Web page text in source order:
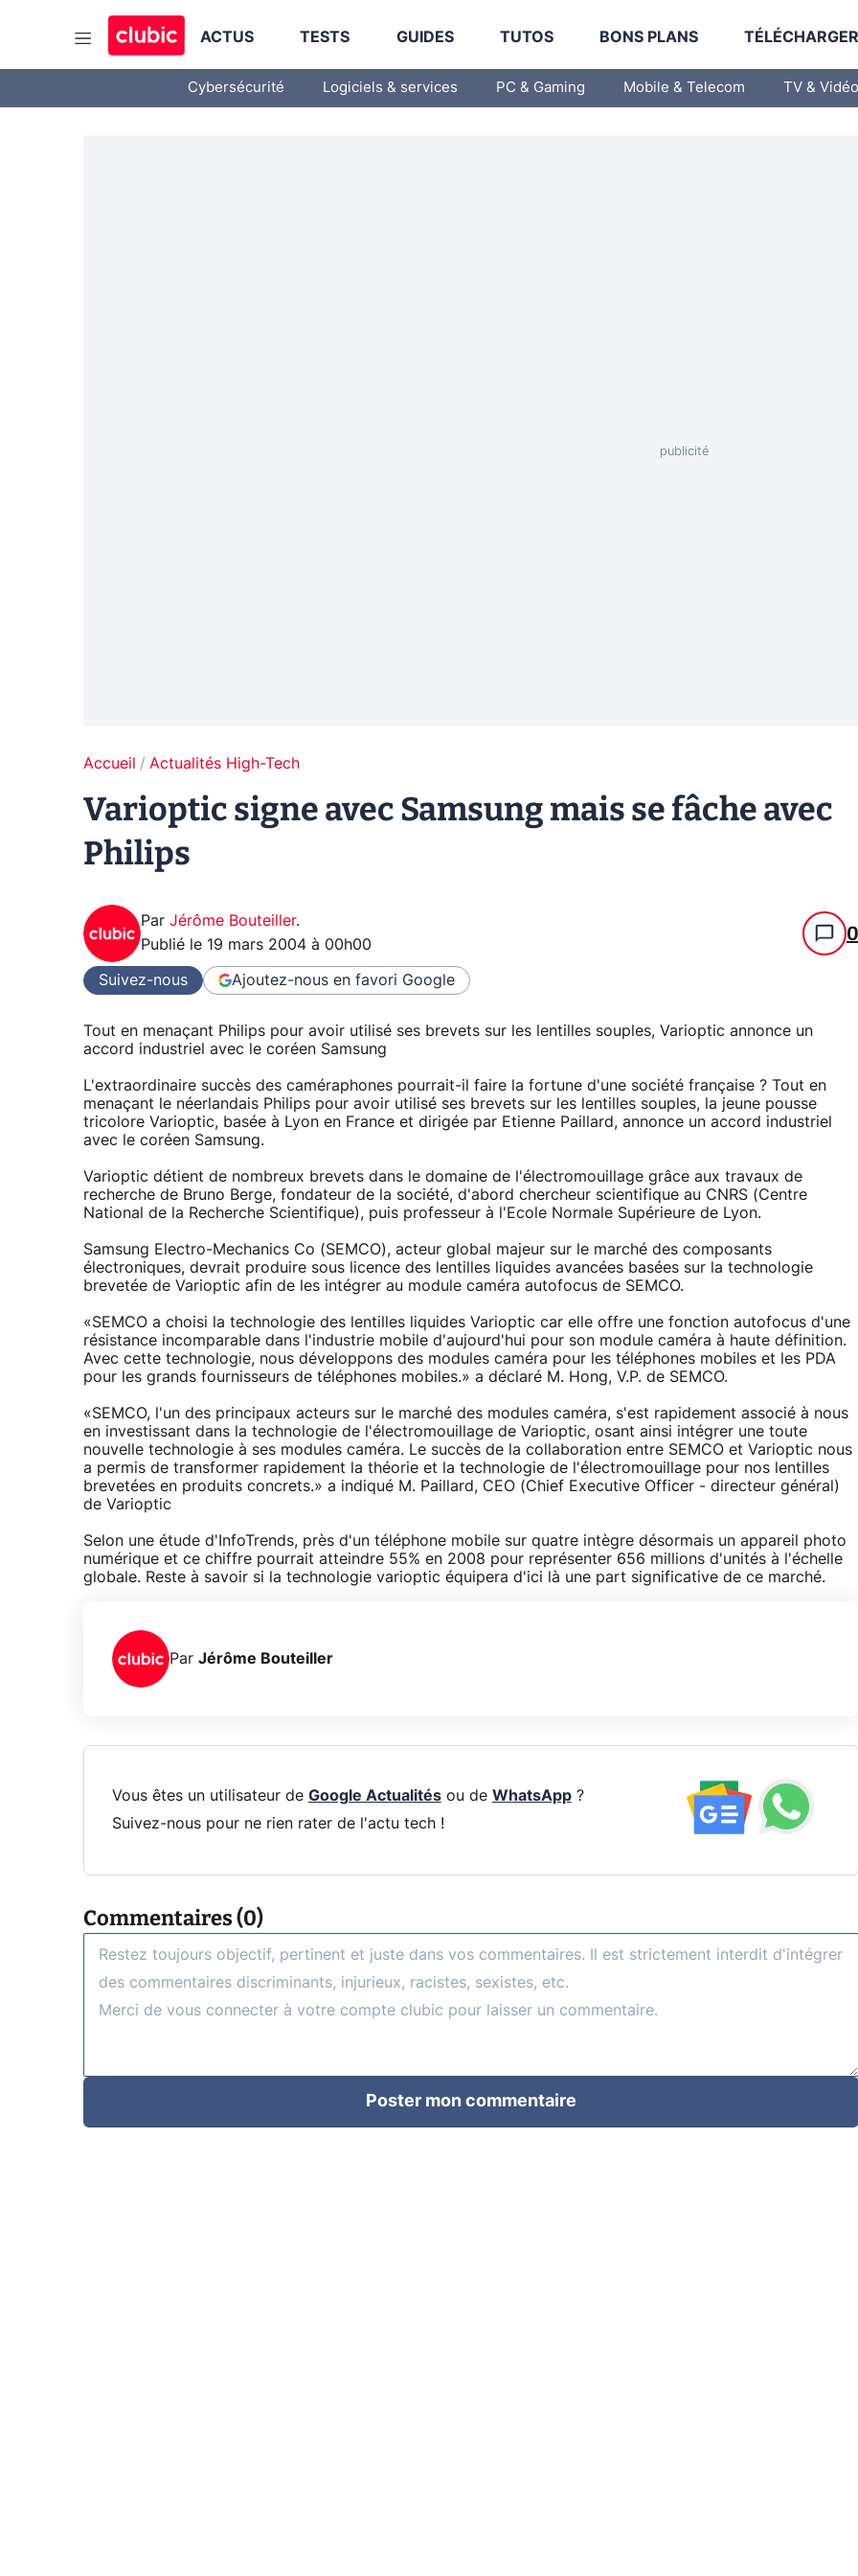
ACTUS TESTS GUIDES TUTOS BONS PLANS
Cybersécurité Logiciels & services PC & Gaming Mobile & Telecom TV & Vidéo
Accueil Actualités High-Tech
Varioptic signe avec Samsung mais se fâche avec
Philips
Par Jérôme Bouteiller.
Publié le 19 mars 2004 à 00h00 0
Suivez-nous Ajoutez-nous en favori Google
Tout en menaçant Philips pour avoir utilisé ses brevets sur les lentilles souples, Varioptic annonce un
accord industriel avec le coréen Samsung
L'extraordinaire succès des caméraphones pourrait-il faire la fortune d'une société française ? Tout en
menaçant le néerlandais Philips pour avoir utilisé ses brevets sur les lentilles souples, la jeune pousse
tricolore Varioptic, basée à Lyon en France et dirigée par Etienne Paillard, annonce un accord industriel
avec le coréen Samsung.
Varioptic détient de nombreux brevets dans le domaine de l'électromouillage grâce aux travaux de
recherche de Bruno Berge, fondateur de la société, d'abord chercheur scientifique au CNRS (Centre
National de la Recherche Scientifique), puis professeur à l'Ecole Normale Supérieure de Lyon.
Samsung Electro-Mechanics Co (SEMCO), acteur global majeur sur le marché des composants
électroniques, devrait produire sous licence des lentilles liquides avancées basées sur la technologie
brevetée de Varioptic afin de les intégrer au module caméra autofocus de SEMCO.
«SEMCO a choisi la technologie des lentilles liquides Varioptic car elle offre une fonction autofocus d'une
résistance incomparable dans l'industrie mobile d'aujourd'hui pour son module caméra à haute définition.
Avec cette technologie, nous développons des modules caméra pour les téléphones mobiles et les PDA
pour les grands fournisseurs de téléphones mobiles.» a déclaré M. Hong, V.P. de SEMCO.
«SEMCO, l'un des principaux acteurs sur le marché des modules caméra, s'est rapidement associé à nous
en investissant dans la technologie de l'électromouillage de Varioptic, osant ainsi intégrer une toute
nouvelle technologie à ses modules caméra. Le succès de la collaboration entre SEMCO et Varioptic nous
a permis de transformer rapidement la théorie et la technologie de l'électromouillage pour nos lentilles
brevetées en produits concrets.» a indiqué M. Paillard, CEO (Chief Executive Officer - directeur général)
de Varioptic
Selon une étude d'InfoTrends, près d'un téléphone mobile sur quatre intègre désormais un appareil photo
numérique et ce chiffre pourrait atteindre 55% en 2008 pour représenter 656 millions d'unités à l'échelle
globale. Reste à savoir si la technologie varioptic équipera d'ici là une part significative de ce marché.
Par Jérôme Bouteiller
Vous êtes un utilisateur de Google Actualitésou de WhatsApp?
Suivez-nous pour ne rien rater de l'actu tech !
Commentaires (0)
Poster mon commentaire